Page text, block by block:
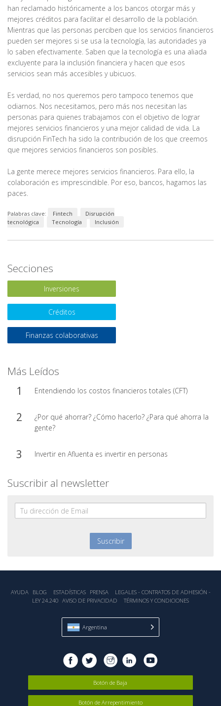
han reclamado históricamente a los bancos otorgar más y
mejores créditos para facilitar el desarrollo de la población.
Mientras que las personas perciben que los servicios financieros
pueden ser mejores si se usa la tecnología, las autoridades ya
lo saben efectivamente. Saben que la tecnología es una aliada
excluyente para la inclusión financiera y hacen que esos
servicios sean más accesibles y ubicuos.
Es verdad, no nos queremos pero tampoco tenemos que
odiarnos. Nos necesitamos, pero más nos necesitan las
personas para quienes trabajamos con el objetivo de lograr
mejores servicios financieros y una mejor calidad de vida. La
disrupción FinTech ha sido la contribución de los que creemos
que mejores servicios financieros son posibles.
La gente merece mejores servicios financieros. Para ello, la
colaboración es imprescindible. Por eso, bancos, hagamos las
paces.
Palabras clave: Fintech
Disrupción
tecnológica
Tecnología Inclusión
Secciones
Inversiones
Créditos
Finanzas colaborativas
Más Leídos
Entendiendo los costos financieros totales (CFT)
¿Por qué ahorrar? ¿Cómo hacerlo? ¿Para qué ahorra la
gente?
Invertir en Afluenta es invertir en personas
Suscribir al newsletter
AYUDA BLOG ESTADÍSTICA‎S PRENSA
LEGALES - CONTRATOS DE ADHESIÓN -
LEY 24.240 AVISO DE PRIVACIDAD TÉRMINOS Y CONDICIONES
Argentina
Botón de Baja
Botón de Arrepentimiento